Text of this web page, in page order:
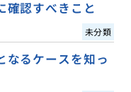
確認すべきこと
未分類
なるケースを知っ